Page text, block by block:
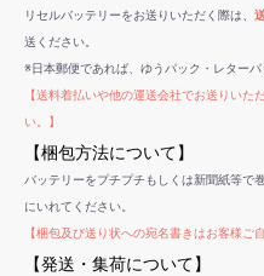
リセルバッテリーをお送りいただく際は、
送ください。
※日本郵便であれば、ゆうパック・レター
【送料着払いや他の運送会社でお送りいた
い。】
【梱包方法について】
バッテリーをプチプチもしくは新聞紙等で
にいれてください。
【梱包及び送り状への宛名書きはお客様ご
【発送・集荷について】